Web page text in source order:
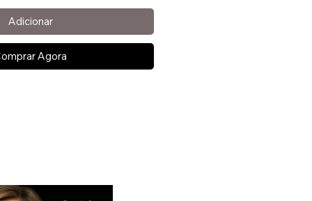
Adicionar
Agora